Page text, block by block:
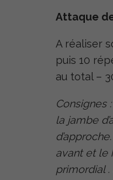
Attaque
A réaliser
puis 10
au total –
Consignes
la jambe
avant et le
primordial .